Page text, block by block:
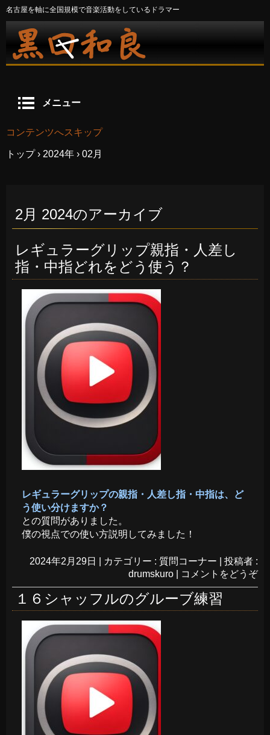
名古屋を軸に全国規模で音楽活動をしているドラマー
メニュー
コンテンツへスキップ
トップ › 2024年 › 02月
2月 2024のアーカイブ
レギュラーグリップ親指・人差し
指・中指どれをどう使う？
レギュラーグリップの親指・人差し指・中指は、ど
う使い分けますか？
との質問がありました。
僕の視点での使い方説明してみました！
2024年2月29日 カテゴリー : 質問コーナー
投稿者 :
drumskuro
コメントをどうぞ
１６シャッフルのグルーブ練習